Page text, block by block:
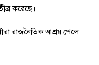
করেছে।
রাজনৈতিক আশ্রয় পেলে